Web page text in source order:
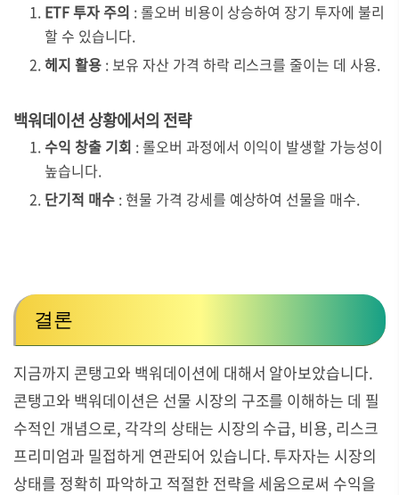
ETF 투자 주의 : 롤오버 비용이 상승하여 장기 투자에 불리
할 수 있습니다.
헤지 활용 : 보유 자산 가격 하락 리스크를 줄이는 데 사용.
백워데이션 상황에서의 전략
수익 창출 기회 : 롤오버 과정에서 이익이 발생할 가능성이
높습니다.
단기적 매수 : 현물 가격 강세를 예상하여 선물을 매수.
결론
지금까지 콘탱고와 백워데이션에 대해서 알아보았습니다.
콘탱고와 백워데이션은 선물 시장의 구조를 이해하는 데 필
수적인 개념으로, 각각의 상태는 시장의 수급, 비용, 리스크
프리미엄과 밀접하게 연관되어 있습니다. 투자자는 시장의
상태를 정확히 파악하고 적절한 전략을 세움으로써 수익을